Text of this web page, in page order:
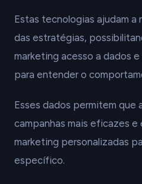
Estas tecnologias ajudam a
das estratégias,
marketing acesso a dados
para entender o
Esses dados permitem que
campanhas mais eficazes
marketing personalizadas
específico.